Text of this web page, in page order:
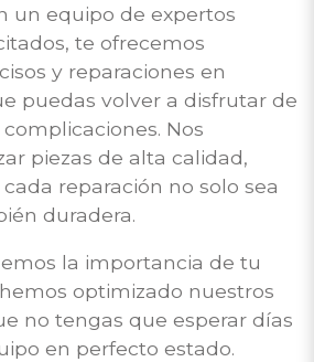
un equipo de expertos
te ofrecemos
y reparaciones en
puedas volver a disfrutar de
Nos
piezas de alta calidad,
reparación no solo sea
duradera.
la importancia de tu
optimizado nuestros
no tengas que esperar días
en perfecto estado.